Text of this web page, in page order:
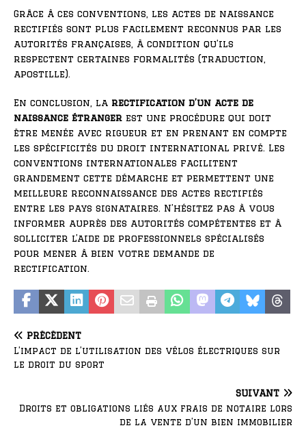
Grâce à ces conventions, les actes de naissance
rectifiés sont plus facilement reconnus par les
autorités françaises, à condition qu’ils
respectent certaines formalités (traduction,
apostille).
En conclusion, la rectification d’un acte de
naissance étranger est une procédure qui doit
être menée avec rigueur et en prenant en compte
les spécificités du droit international privé. Les
conventions internationales facilitent
grandement cette démarche et permettent une
meilleure reconnaissance des actes rectifiés
entre les pays signataires. N’hésitez pas à vous
informer auprès des autorités compétentes et à
solliciter l’aide de professionnels spécialisés
pour mener à bien votre demande de
rectification.
PRÉCÉDENT
L’impact de l’utilisation des vélos électriques sur
le droit du sport
SUIVANT
Droits et obligations liés aux frais de notaire lors
de la vente d’un bien immobilier